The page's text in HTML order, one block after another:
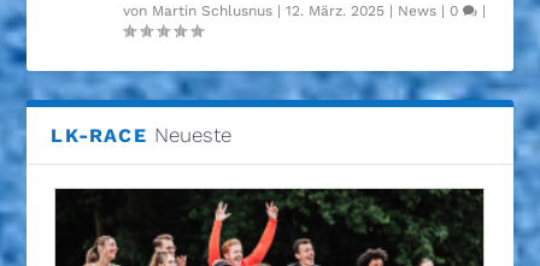
von Martin Schlusnus |12. März. 2025 | News | 0 |
LK-RACE Neueste